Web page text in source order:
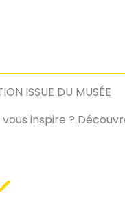
ISSUE DU MUSÉE
inspire ?